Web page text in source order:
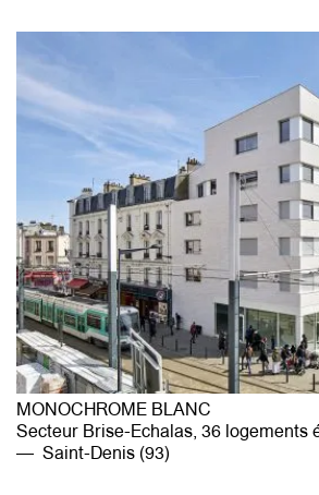
MONOCHROME BLANC
Secteur Brise-Echalas, 36 logements
Saint-Denis (93)